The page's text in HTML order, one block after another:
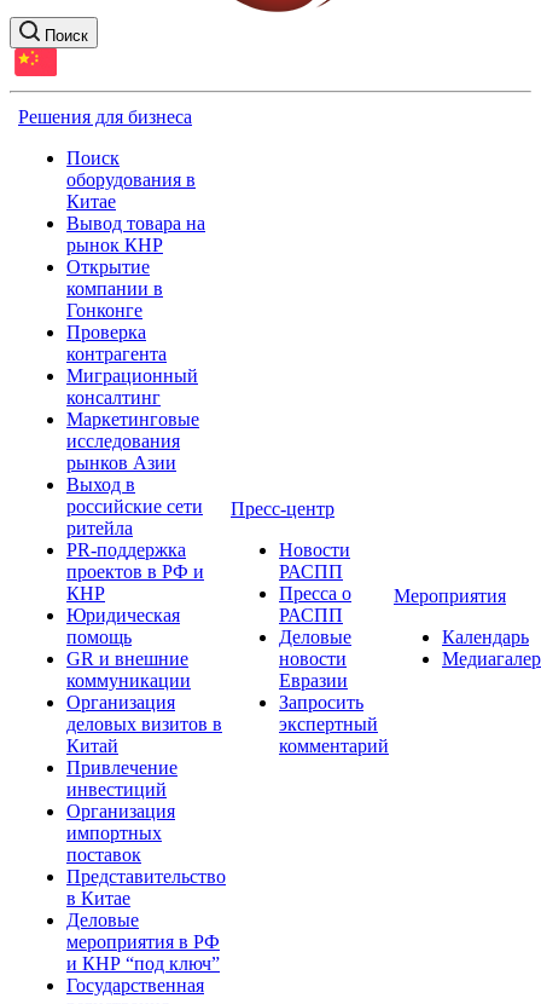
Поиск
Решения для бизнеса
Поиск
оборудования в
Китае
Вывод товара на
рынок КНР
Открытие
компании в
Гонконге
Проверка
контрагента
Миграционный
консалтинг
Маркетинговые
исследования
рынков Азии
Выход в
российские сети
ритейла
PR-поддержка
проектов в РФ и
КНР
Юридическая
помощь
GR и внешние
коммуникации
Организация
деловых визитов в
Китай
Привлечение
инвестиций
Организация
импортных
поставок
Представительство
в Китае
Деловые
мероприятия в РФ
и КНР “под ключ”
Государственная
Пресс-центр
Новости
РАСПП
Пресса о
РАСПП
Деловые
новости
Евразии
Запросить
экспертный
комментарий
Мероприятия
Календарь